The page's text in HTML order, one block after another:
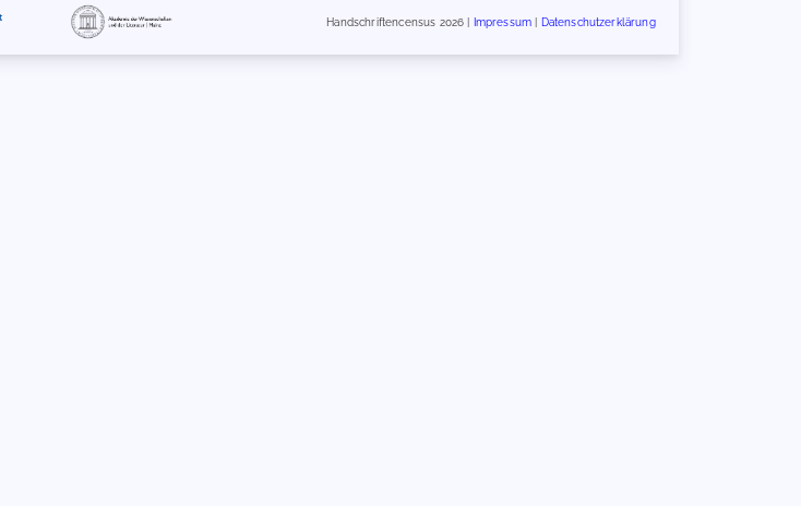
Handschriftencensus 2026 | Impressum Datenschutzerklärung